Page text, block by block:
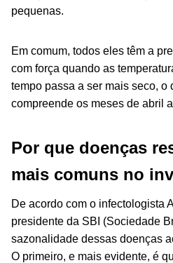
pequenas.
Em comum, todos eles têm a
com força quando as
tempo passa a ser mais seco, o
compreende os meses de abril
Por que doenças
mais comuns no
De acordo com o infectologista
presidente da SBI (Sociedade
sazonalidade dessas doenças
O primeiro, e mais evidente, é